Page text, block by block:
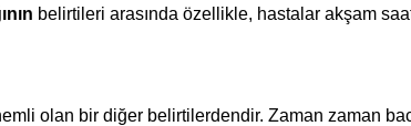
belirtileri arasında özellikle, hastalar akşam
olan bir diğer belirtilerdendir. Zaman zaman